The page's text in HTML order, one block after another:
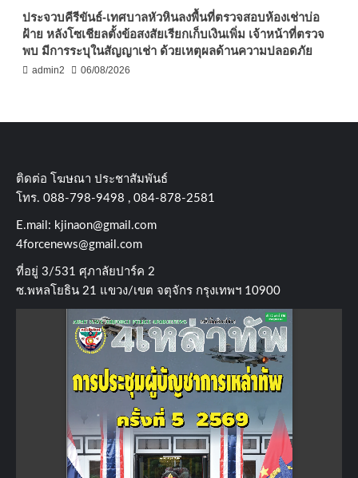
ประจวบคีรีขันธ์-เทศบาลหัวหินลงพื้นที่ตรวจสอบห้องเช่าบ่อ
ฝ้าย หลังโซเชียลตั้งข้อสงสัยเรียกเก็บเงินเพิ่ม เจ้าหน้าที่ตรวจ
พบ มีการระบุในสัญญาเช่า ด้วยเหตุผลด้านความปลอดภัย
admin2 06/08/2026
ติดต่อ​ โฆษณา​ ประชาสัมพันธ์
โทร​. 088-798-9498 , 084-878-2581
E.mail: kjinaon@gmail.com
4forcenews@gmail.com
ที่อยู่​ 3/531​ ศุภาลัยปาร์ค​ 2
ซ.พหลโยธิน​ 21​ แขวง/เขต​ จตุจักร​ กรุงเทพฯ 10900